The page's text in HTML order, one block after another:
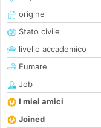
origine
Stato civile
livello accademico
Fumare
Job
I miei amici
Joined